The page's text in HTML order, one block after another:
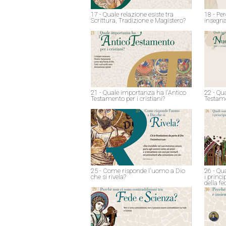
17 - Quale relazione esiste tra
Scrittura, Tradizione e Magistero?
18 -
21 - Quale importanza ha l'Antico
Testamento per i cristiani?
22 -
25 - Come risponde l'uomo a Dio
che si rivela?
26 -
i
della